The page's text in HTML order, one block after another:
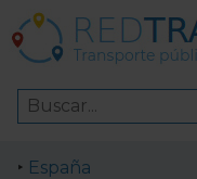
España